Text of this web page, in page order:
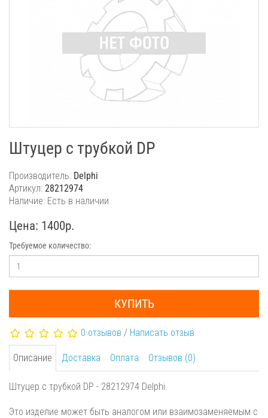
Штуцер с трубкой DP
Производитель: Delphi
Артикул: 28212974
Наличие: Есть в наличии
Цена: 1400р.
Требуемое количество:
КУПИТЬ
0 отзывов / Написать отзыв
Описание Доставка Оплата Отзывов (0)
Штуцер с трубкой DP - 28212974 Delphi.
Это изделие может быть аналогом или взаимозаменяемым с